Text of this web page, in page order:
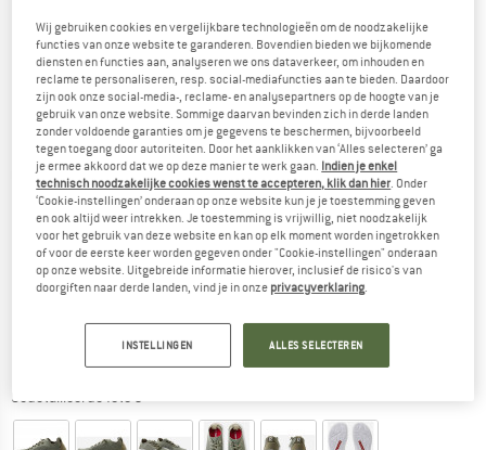
Gedetailleerde foto's
Wij gebruiken cookies en vergelijkbare technologieën om de noodzakelijke
functies van onze website te garanderen. Bovendien bieden we bijkomende
diensten en functies aan, analyseren we ons dataverkeer, om inhouden en
reclame te personaliseren, resp. social-mediafuncties aan te bieden. Daardoor
zijn ook onze social-media-, reclame- en analysepartners op de hoogte van je
gebruik van onze website. Sommige daarvan bevinden zich in derde landen
zonder voldoende garanties om je gegevens te beschermen, bijvoorbeeld
tegen toegang door autoriteiten. Door het aanklikken van ‘Alles selecteren’ ga
je ermee akkoord dat we op deze manier te werk gaan. Indien je enkel
technisch noodzakelijke cookies wenst te accepteren, klik dan hier . Onder
‘Cookie-instellingen’ onderaan op onze website kun je je toestemming geven
en ook altijd weer intrekken. Je toestemming is vrijwillig, niet noodzakelijk
voor het gebruik van deze website en kan op elk moment worden ingetrokken
of voor de eerste keer worden gegeven onder "Cookie-instellingen" onderaan
op onze website. Uitgebreide informatie hierover, inclusief de risico's van
doorgiften naar derde landen, vind je in onze privacyverklaring
INSTELLINGEN ALLES SELECTEREN